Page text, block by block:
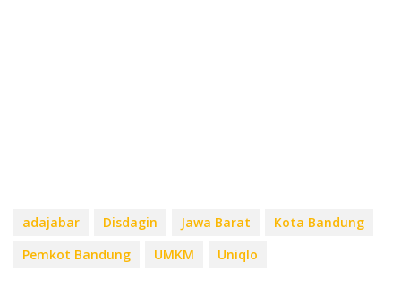
adajabar Disdagin Jawa Barat
Kota Bandung
Pemkot Bandung
UMKM Uniqlo